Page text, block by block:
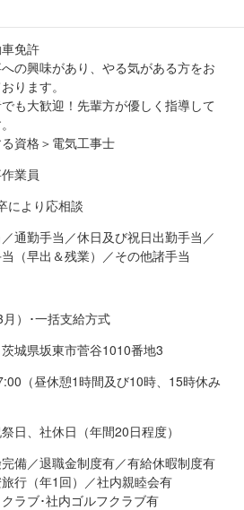
免許
の興味があり、やる気がある方をお
ります。
も大歓迎！先輩方が優しく指導して
資格＞電気工事士
業員
により応相談
通勤手当／休日及び祝日出勤手当／
（早出＆残業）／その他諸手当
）･一括支給方式
茨城県坂東市菅谷1010番地3
（昼休憩1時間及び10時、15時休み
日、社休日（年間20日程度）
備／退職金制度有／有給休暇制度有
行（年1回）／社内親睦会有
ラブ･社内ゴルフクラブ有